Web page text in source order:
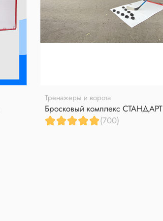
Тренажеры и ворота
Бросковый комплекс СТАНДАРТ
(700)